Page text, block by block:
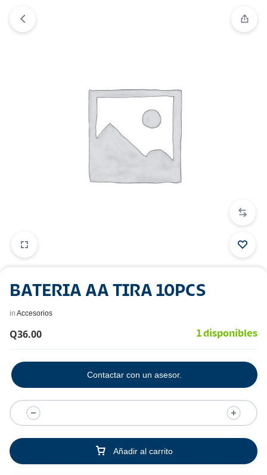
BATERIA AA TIRA 10PCS
in Accesorios
Q36.00 1 disponibles
Añadir al carrito
Contactar con un asesor.